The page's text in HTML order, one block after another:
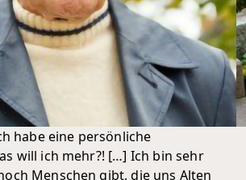
habe eine persönliche
will ich mehr?! […] Ich bin sehr
Menschen gibt, die uns Alten